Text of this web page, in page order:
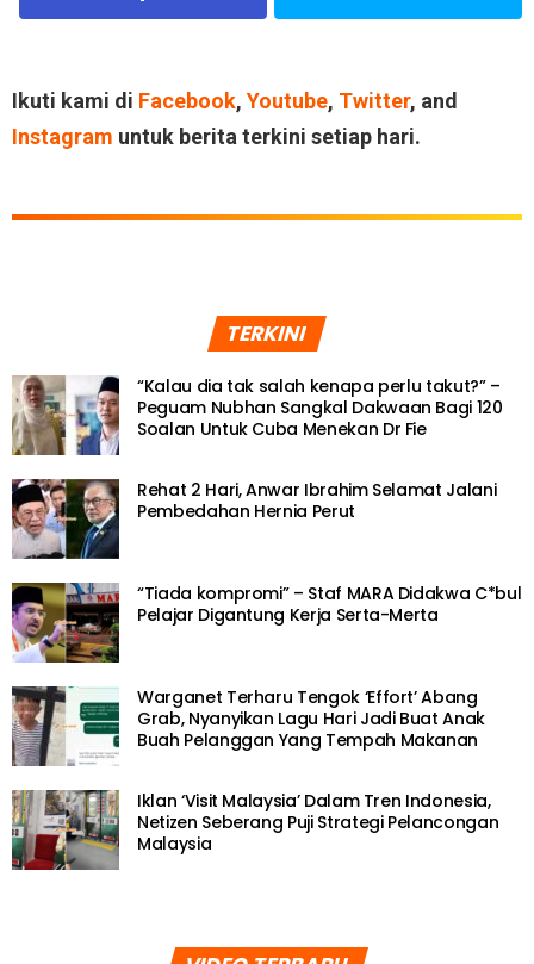
Ikuti kami di Facebook, Youtube, Twitter, and
Instagram untuk berita terkini setiap hari.
TERKINI
“Kalau dia tak salah kenapa perlu takut?” –
Peguam Nubhan Sangkal Dakwaan Bagi 120
Soalan Untuk Cuba Menekan Dr Fie
Rehat 2 Hari, Anwar Ibrahim Selamat Jalani
Pembedahan Hernia Perut
“Tiada kompromi” – Staf MARA Didakwa C*bul
Pelajar Digantung Kerja Serta-Merta
Warganet Terharu Tengok ‘Effort’ Abang
Grab, Nyanyikan Lagu Hari Jadi Buat Anak
Buah Pelanggan Yang Tempah Makanan
Iklan ‘Visit Malaysia’ Dalam Tren Indonesia,
Netizen Seberang Puji Strategi Pelancongan
Malaysia